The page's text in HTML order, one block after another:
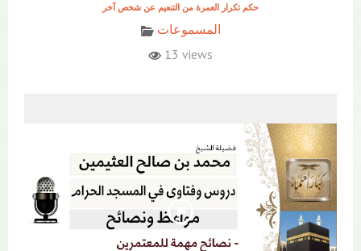
حكم تكرار العمرة من التنعيم عن شخص آخر
المسموعات
13 views